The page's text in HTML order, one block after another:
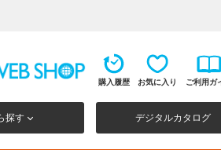
購入履歴 お気に入り ご利用ガ
探す デジタルカタログ